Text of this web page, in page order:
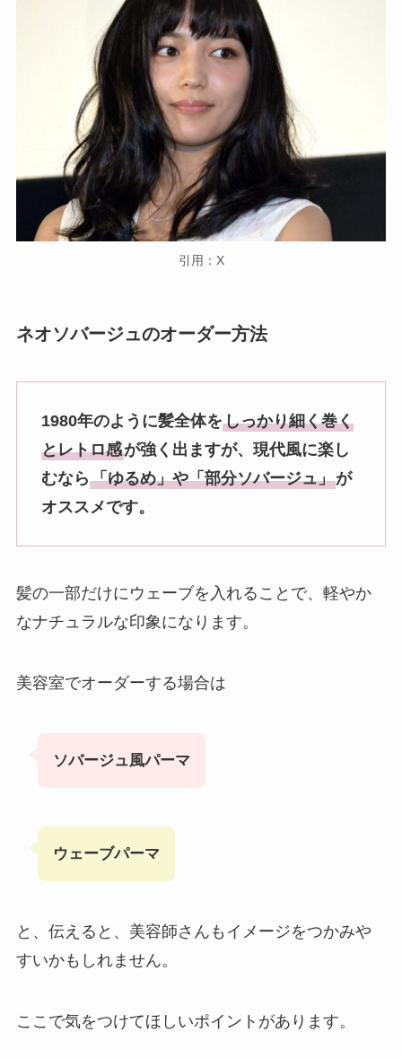
引用：X
ネオソバージュのオーダー方法
1980年のように髪全体をしっかり細く巻く
とレトロ感が強く出ますが、現代風に楽し
むなら「ゆるめ」や「部分ソバージュ」が
オススメです。
髪の一部だけにウェーブを入れることで、軽やか
なナチュラルな印象になります。
美容室でオーダーする場合は
ソバージュ風パーマ
ウェーブパーマ
と、伝えると、美容師さんもイメージをつかみや
すいかもしれません。
ここで気をつけてほしいポイントがあります。